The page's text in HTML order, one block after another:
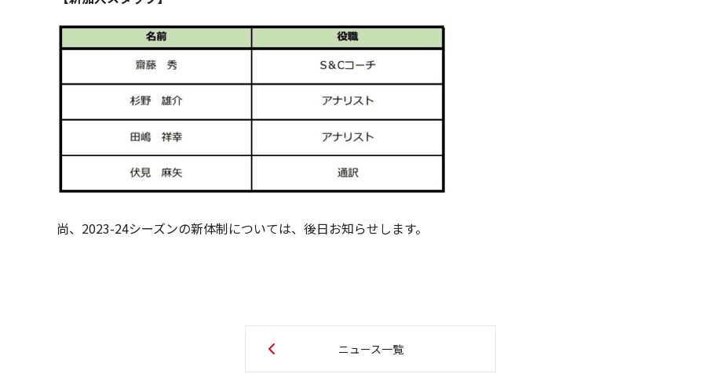
尚、2023-24シーズンの新体制については、後日お知らせします。
ニュース一覧